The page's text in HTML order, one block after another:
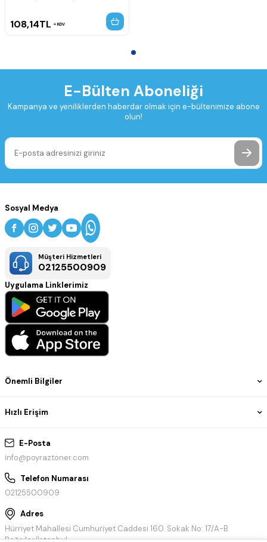
108,14TL KDV
E-Bülten Aboneliği
Kampanya ve yeniliklerden haberdar olmak için e-bültenimize abone
olun!
E-Posta
info@poyraztoner.com
Telefon Numarası
02125500909
Adres
Hürriyet Mahallesi Cumhuriyet Caddesi 160. Sokak No: 17/A-B
Bağcılar/İstanbul
Önemli Bilgiler
Hızlı Erişim
Sosyal Medya
Müşteri Hizmetleri
02125500909
Uygulama Linklerimiz